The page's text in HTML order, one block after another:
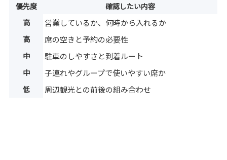
優先度
確認したい内容
高
営業しているか、何時から入れるか
高 席の空きと予約の必要性
中 駐車のしやすさと到着ルート
中 子連れやグループで使いやすい席か
低 周辺観光との前後の組み合わせ